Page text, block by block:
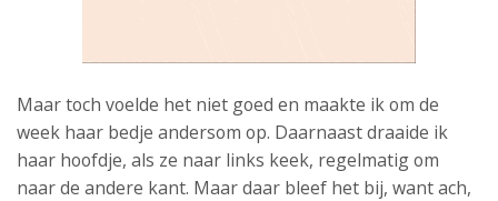
Maar toch voelde het niet goed en maakte ik om de
week haar bedje andersom op. Daarnaast draaide ik
haar hoofdje, als ze naar links keek, regelmatig om
naar de andere kant. Maar daar bleef het bij, want ach,